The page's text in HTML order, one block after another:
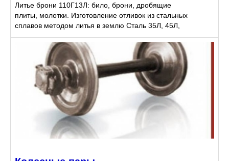
Литье брони 110Г13Л: било, брони, дробящие
плиты, молотки. Изготовление отливок из стальных
сплавов методом литья в землю Сталь 35Л, 45Л,
110Г13, сталь Гадфильда, нержавеющие стали)
Сделаем штамп, шта